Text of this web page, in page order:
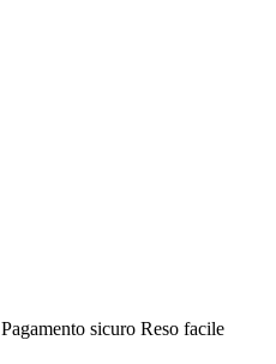
Pagamento sicuro Reso facile